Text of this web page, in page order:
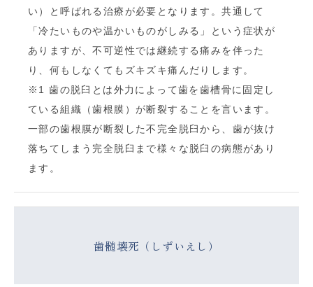
い）と呼ばれる治療が必要となります。共通して
「冷たいものや温かいものがしみる」という症状が
ありますが、不可逆性では継続する痛みを伴った
り、何もしなくてもズキズキ痛んだりします。
※1 歯の脱臼とは外力によって歯を歯槽骨に固定し
ている組織（歯根膜）が断裂することを言います。
一部の歯根膜が断裂した不完全脱臼から、歯が抜け
落ちてしまう完全脱臼まで様々な脱臼の病態があり
ます。
歯髄壊死（しずいえし）